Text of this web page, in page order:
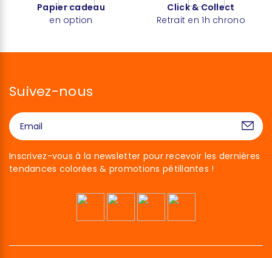
Papier cadeau
en option
Click & Collect
Retrait en 1h chrono
Suivez-nous
Inscrivez-vous à la newsletter pour recevoir les dernières
tendances colorées & promotions pétillantes !